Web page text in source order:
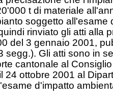
t di materiale
soggetto all'esame
rinviato gli atti alla
del 3 gennaio 2001,
segg.). Gli atti sono in
cantonale al
24 ottobre 2001 al
d'impatto